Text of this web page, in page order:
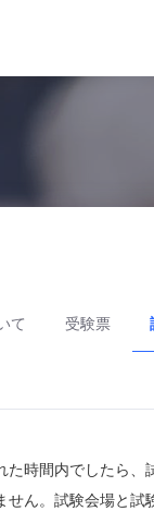
て 受験票
時間内でしたら
ん。試験会場と試